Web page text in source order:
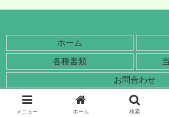
ホーム
各種書類
お問合わせ
© 2018-2026 山梨県ママさんバ
メニュー ホーム 検索